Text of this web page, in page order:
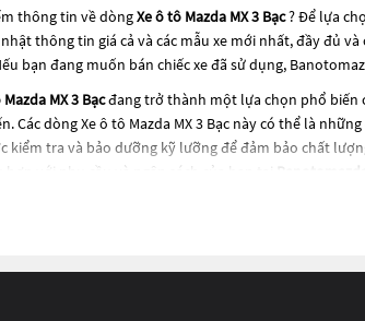
thông tin về dòngXe ô tô Mazda MX 3 Bạc? Để lựa
thông tin giá cả và các mẫu xe mới nhất, đầy đủ
bạn đang muốn bán chiếc xe đã sử dụng,
MX 3 Bạcđang trở thành một lựa chọn phổ biến
Các dòngXe ô tô Mazda MX 3 Bạc này có thể là
kiểm tra và bảo dưỡng kỹ lưỡng để đảm bảo chất
hợp với nhu cầu và ngân sách của bạn tại